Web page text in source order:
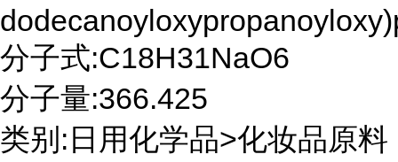
分子式:C18H31NaO6
分子量:366.425
类别:日用化学品>化妆品原料